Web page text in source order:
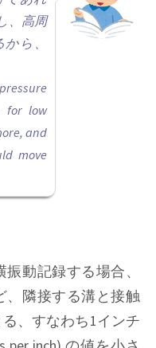
、高周
ら、
for low
and
move
動記録する場合、
、隣接する溝と接触
、すなわち1インチ